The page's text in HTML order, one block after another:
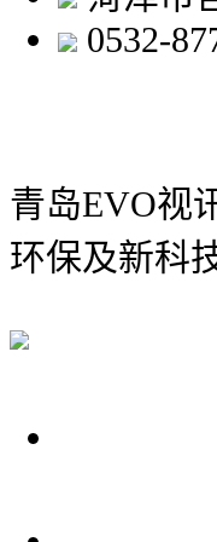
0532-
青岛EVO视
环保及新科